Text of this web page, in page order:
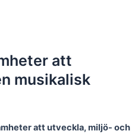
att
musikalisk
att utveckla, miljö- och